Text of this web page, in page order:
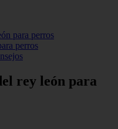
para perros
perros
rey león para